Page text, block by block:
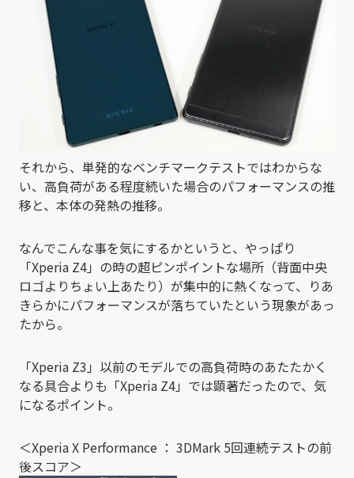
それから、単発的なベンチマークテストではわからな
い、高負荷がある程度続いた場合のパフォーマンスの推
移と、本体の発熱の推移。
なんでこんな事を気にするかというと、やっぱり
「Xperia Z4」の時の超ピンポイントな場所（背面中央
ロゴよりちょい上あたり）が集中的に熱くなって、りあ
きらかにパフォーマンスが落ちていたという現象があっ
たから。
「Xperia Z3」以前のモデルでの高負荷時のあたたかく
なる具合よりも「Xperia Z4」では顕著だったので、気
になるポイント。
＜Xperia X Performance ： 3DMark 5回連続テストの前
後スコア＞